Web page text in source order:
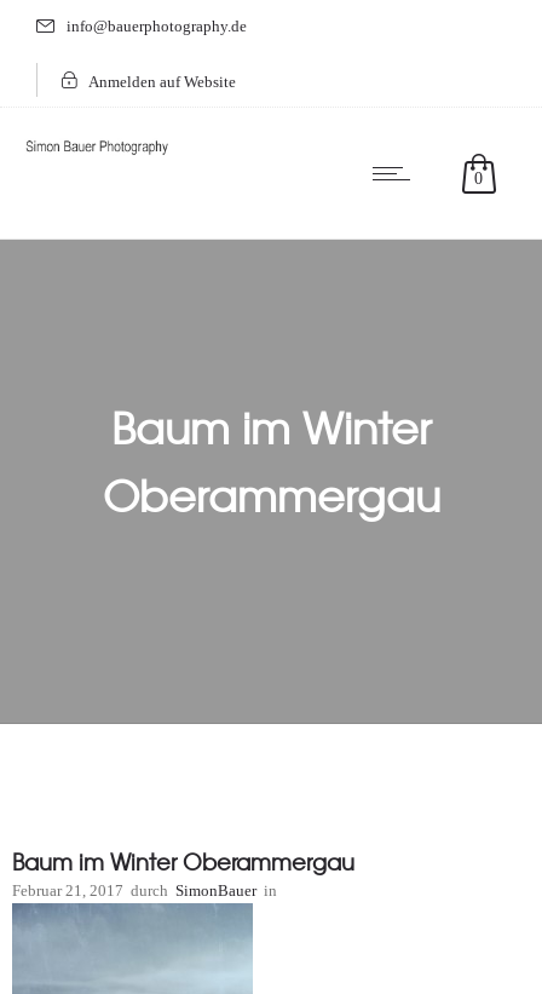
info@bauerphotography.de
Anmelden auf Website
0
Baum im Winter
Oberammergau
Baum im Winter Oberammergau
Februar 21, 2017 durch SimonBauer in